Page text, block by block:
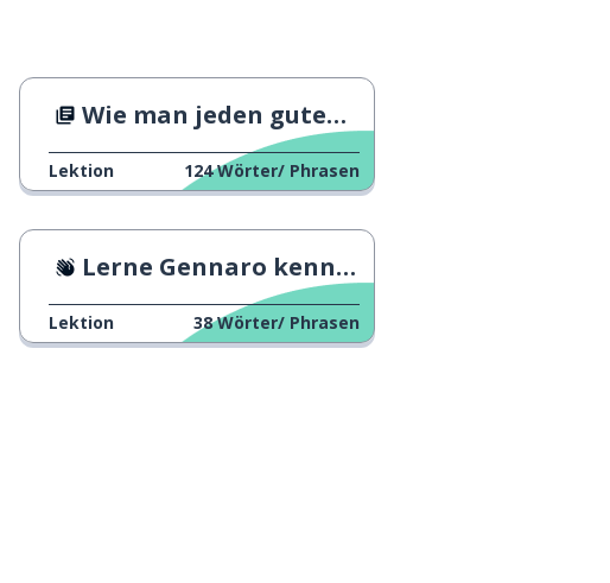
Wie man jeden guten Vorsatz erreicht
Lektion 124 Wörter/ Phrasen
Lerne Gennaro kennen!
Lektion 38 Wörter/ Phrasen